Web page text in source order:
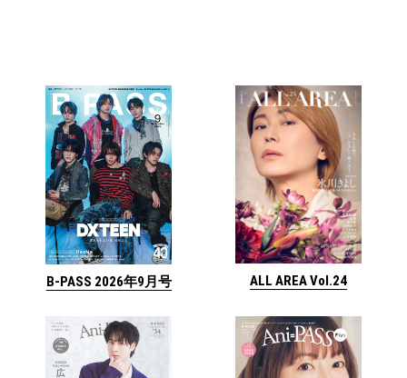
B-PASS 2026年9月号 ALL AREA Vol.24